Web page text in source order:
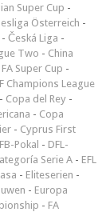
Super Cup -
Österreich -
- Česká Liga -
Two - China
Super Cup -
Champions League
- Copa del Rey -
- Copa
- Cyprus First
Pokal - DFL-
Serie A - EFL
- Eliteserien -
- Europa
- FA